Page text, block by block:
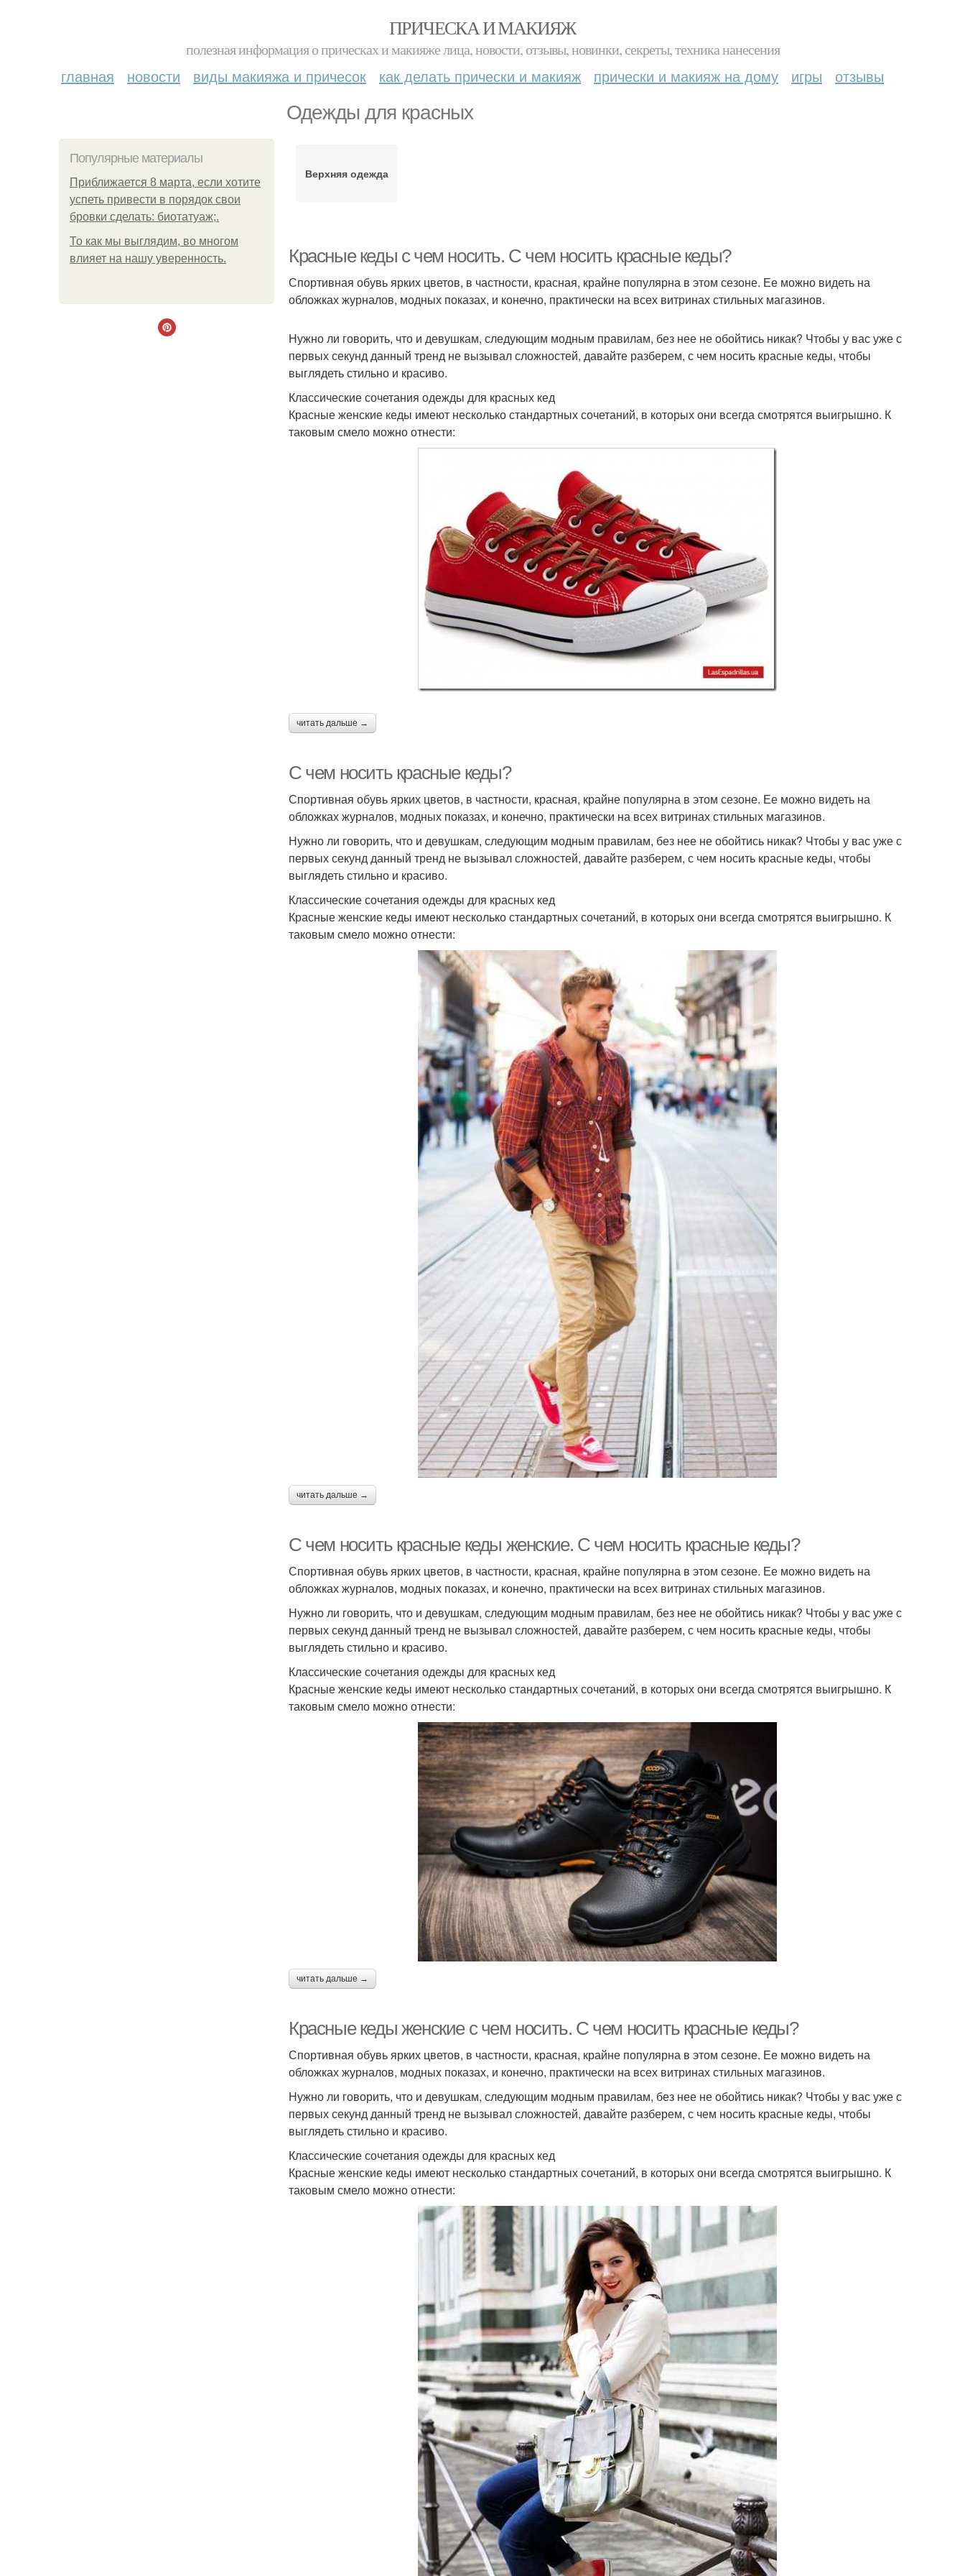
ПРИЧЕСКА И МАКИЯЖ
полезная информация о прическах и макияже лица, новости, отзывы, новинки, секреты, техника нанесения
главная новости виды макияжа и причесок как делать прически и макияж прически и макияж на дому игры отзывы
Одежды для красных
Популярные материалы
Приближается 8 марта, если хотите
успеть привести в порядок свои
бровки сделать: биотатуаж;.
То как мы выглядим, во многом
влияет на нашу уверенность.
Верхняя одежда
Красные кеды с чем носить. С чем носить красные кеды?
Спортивная обувь ярких цветов, в частности, красная, крайне популярна в этом сезоне. Ее можно видеть на
обложках журналов, модных показах, и конечно, практически на всех витринах стильных магазинов.
Нужно ли говорить, что и девушкам, следующим модным правилам, без нее не обойтись никак? Чтобы у вас уже с
первых секунд данный тренд не вызывал сложностей, давайте разберем, с чем носить красные кеды, чтобы
выглядеть стильно и красиво.
Классические сочетания одежды для красных кед
Красные женские кеды имеют несколько стандартных сочетаний, в которых они всегда смотрятся выигрышно. К
таковым смело можно отнести:
читать дальше →
С чем носить красные кеды?
Спортивная обувь ярких цветов, в частности, красная, крайне популярна в этом сезоне. Ее можно видеть на
обложках журналов, модных показах, и конечно, практически на всех витринах стильных магазинов.
Нужно ли говорить, что и девушкам, следующим модным правилам, без нее не обойтись никак? Чтобы у вас уже с
первых секунд данный тренд не вызывал сложностей, давайте разберем, с чем носить красные кеды, чтобы
выглядеть стильно и красиво.
Классические сочетания одежды для красных кед
Красные женские кеды имеют несколько стандартных сочетаний, в которых они всегда смотрятся выигрышно. К
таковым смело можно отнести:
читать дальше →
С чем носить красные кеды женские. С чем носить красные кеды?
Спортивная обувь ярких цветов, в частности, красная, крайне популярна в этом сезоне. Ее можно видеть на
обложках журналов, модных показах, и конечно, практически на всех витринах стильных магазинов.
Нужно ли говорить, что и девушкам, следующим модным правилам, без нее не обойтись никак? Чтобы у вас уже с
первых секунд данный тренд не вызывал сложностей, давайте разберем, с чем носить красные кеды, чтобы
выглядеть стильно и красиво.
Классические сочетания одежды для красных кед
Красные женские кеды имеют несколько стандартных сочетаний, в которых они всегда смотрятся выигрышно. К
таковым смело можно отнести:
читать дальше →
Красные кеды женские с чем носить. С чем носить красные кеды?
Спортивная обувь ярких цветов, в частности, красная, крайне популярна в этом сезоне. Ее можно видеть на
обложках журналов, модных показах, и конечно, практически на всех витринах стильных магазинов.
Нужно ли говорить, что и девушкам, следующим модным правилам, без нее не обойтись никак? Чтобы у вас уже с
первых секунд данный тренд не вызывал сложностей, давайте разберем, с чем носить красные кеды, чтобы
выглядеть стильно и красиво.
Классические сочетания одежды для красных кед
Красные женские кеды имеют несколько стандартных сочетаний, в которых они всегда смотрятся выигрышно. К
таковым смело можно отнести: